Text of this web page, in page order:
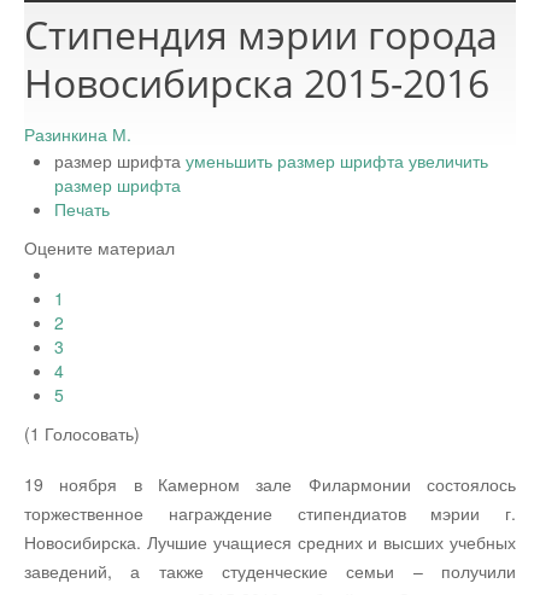
Стипендия мэрии города
Новосибирска 2015-2016
Разинкина М.
размер шрифта уменьшить размер шрифта увеличить
размер шрифта
Печать
Оцените материал
1
2
3
4
5
(1 Голосовать)
19 ноября в Камерном зале Филармонии состоялось
торжественное награждение стипендиатов мэрии г.
Новосибирска. Лучшие учащиеся средних и высших учебных
заведений, а также студенческие семьи – получили